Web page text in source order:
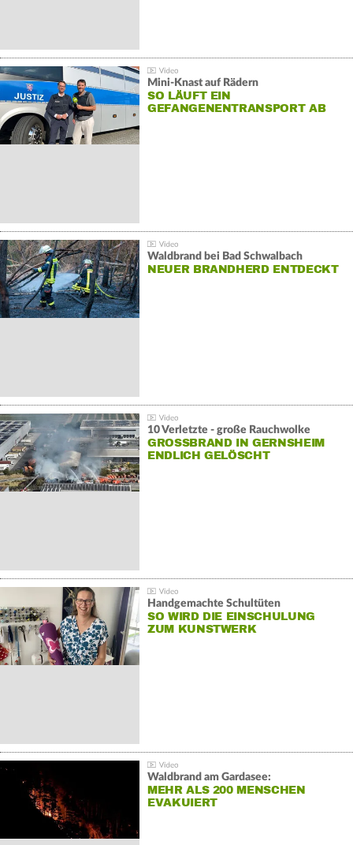
Mini-Knast auf Rädern
SO LÄUFT EIN
GEFANGENENTRANSPORT AB
Waldbrand bei Bad Schwalbach
NEUER BRANDHERD ENTDECKT
10 Verletzte - große Rauchwolke
GROSSBRAND IN GERNSHEIM E
NDLICH GELÖSCHT
Handgemachte Schultüten
SO WIRD DIE EINSCHULUNG
ZUM KUNSTWERK
Waldbrand am Gardasee:
MEHR ALS 200 MENSCHEN
EVAKUIERT